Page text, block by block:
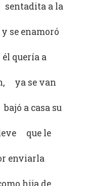
a la
se enamoró
quería a
ya se van
a casa su
que le
enviarla